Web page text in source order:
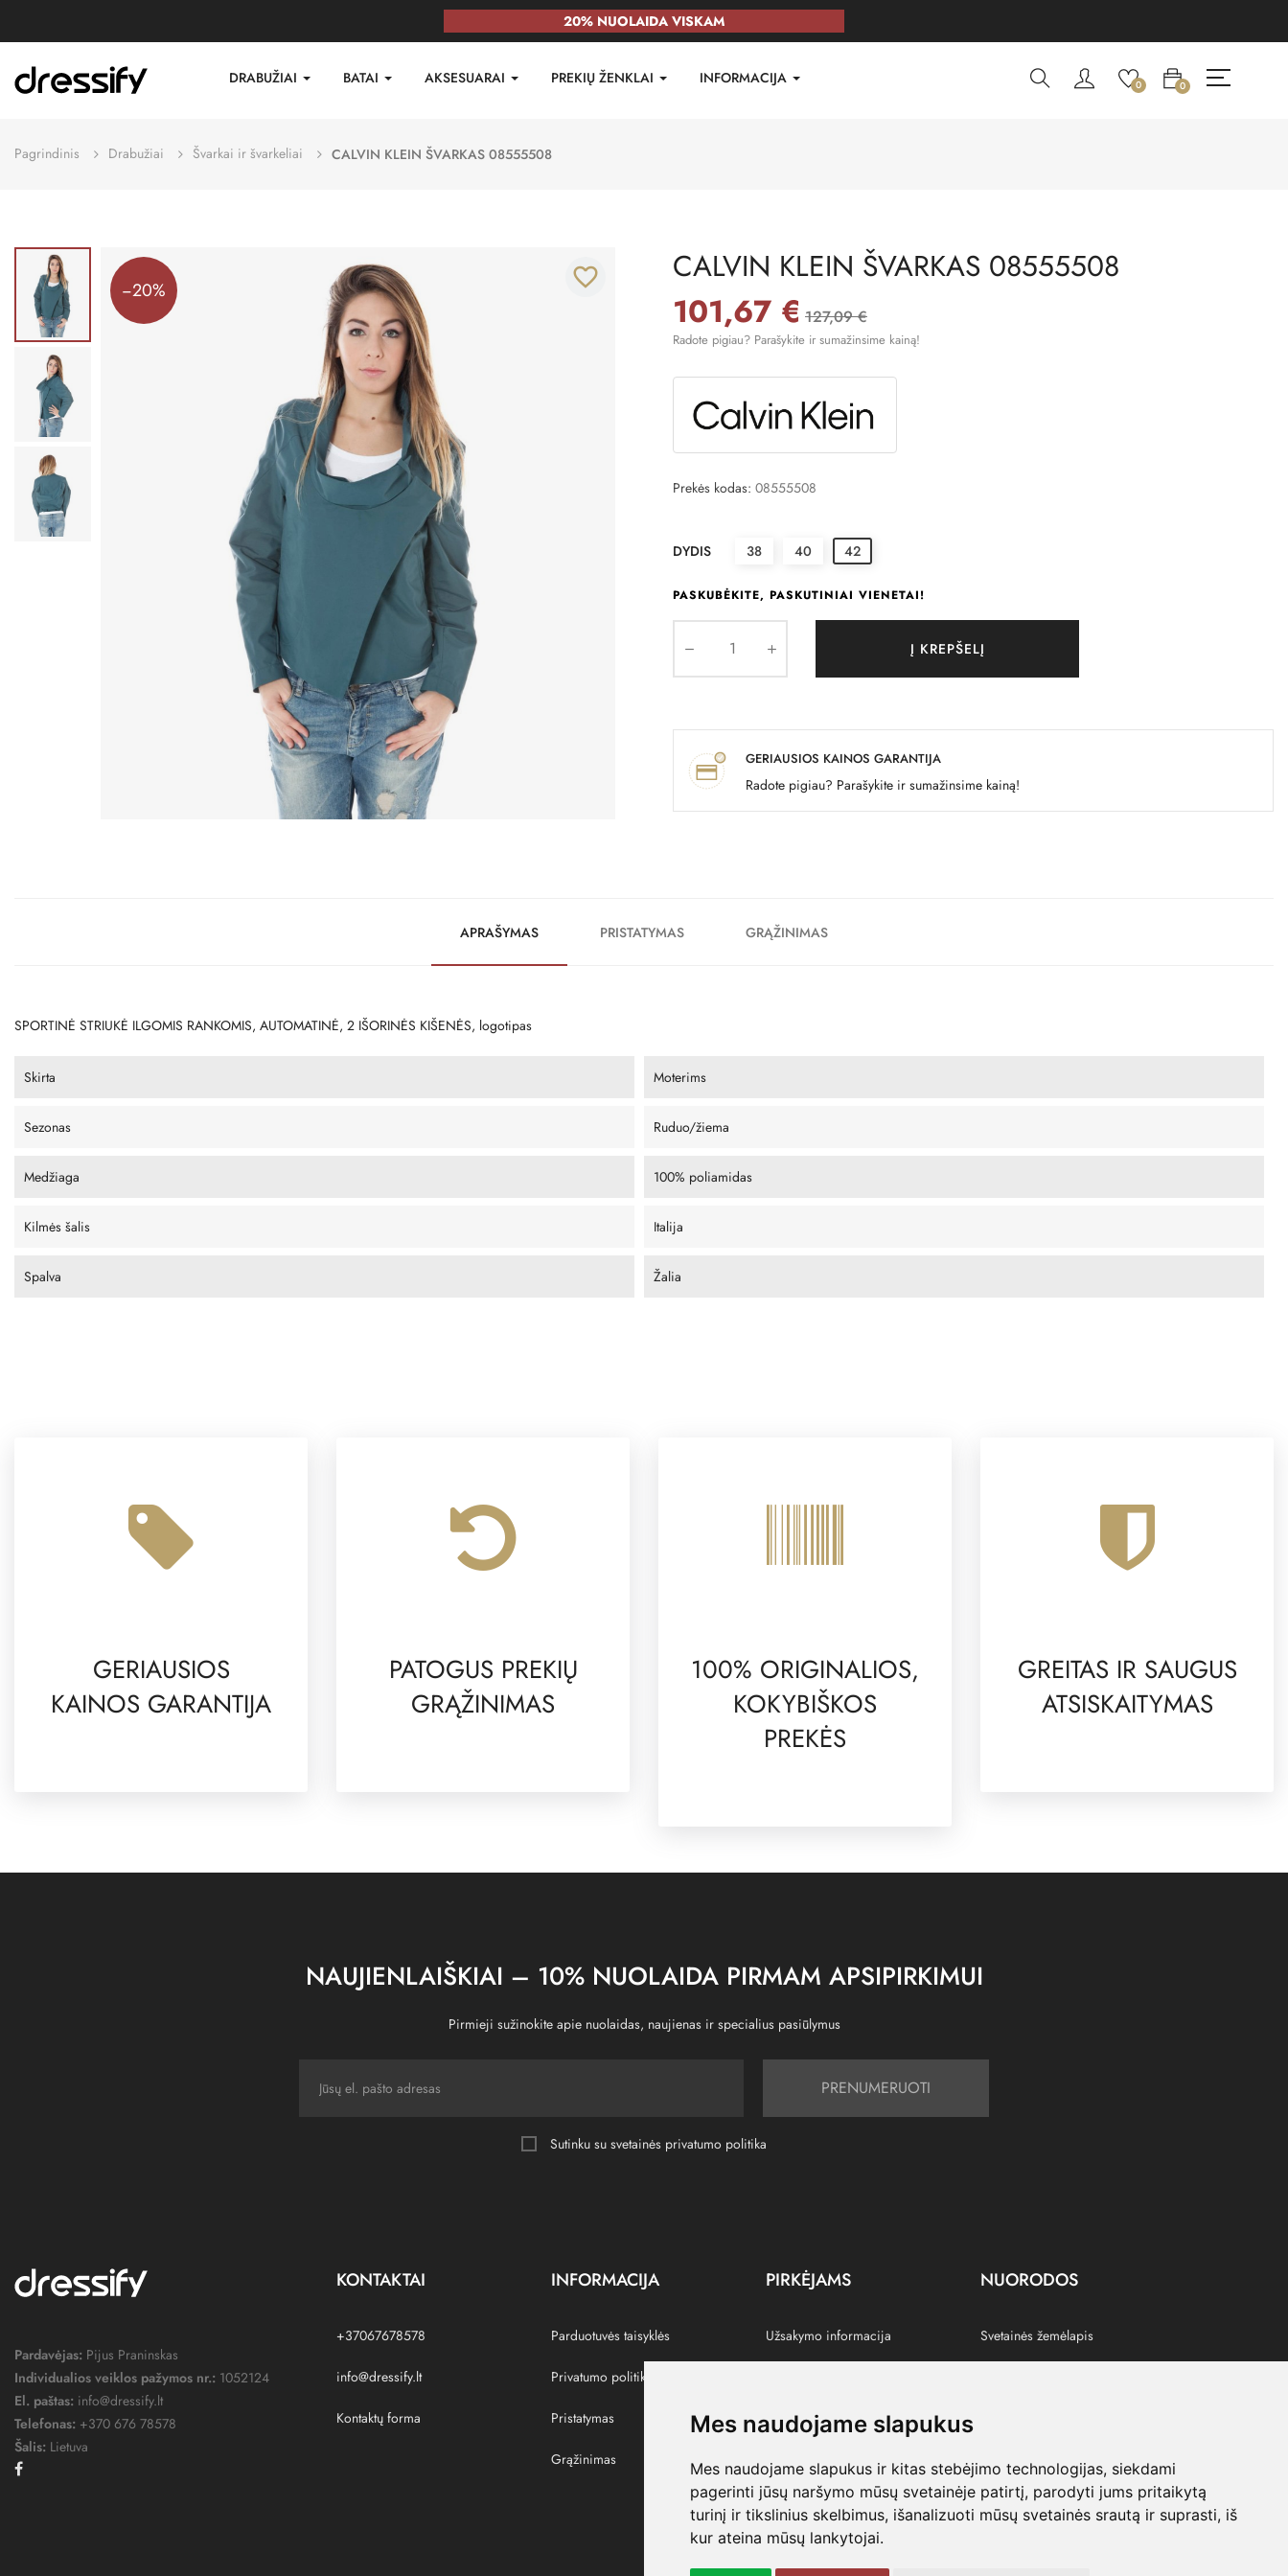
Mes naudojame slapukus
Mes naudojame slapukus ir kitas stebėjimo technologijas, siekdami
pagerinti jūsų naršymo mūsų svetainėje patirtį, parodyti jums pritaikytą
turinį ir tikslinius skelbimus, išanalizuoti mūsų svetainės srautą ir suprasti, iš
kur ateina mūsų lankytojai.
20% NUOLAIDA VISKAM
DRABUŽIAI BATAI AKSESUARAI PREKIŲ ŽENKLAI INFORMACIJA 0 0
Pagrindinis Drabužiai Švarkai ir švarkeliai CALVIN KLEIN ŠVARKAS 08555508
−20% favorite_border CALVIN KLEIN ŠVARKAS 08555508
101,67 € 127,09 €
Radote pigiau? Parašykite ir sumažinsime kainą!
Prekės kodas: 08555508
DYDIS 38 40 42
PASKUBĖKITE, PASKUTINIAI VIENETAI!
Į KREPŠELĮ
GERIAUSIOS KAINOS GARANTIJA
Radote pigiau? Parašykite ir sumažinsime kainą!
APRAŠYMAS PRISTATYMAS GRĄŽINIMAS
SPORTINĖ STRIUKĖ ILGOMIS RANKOMIS, AUTOMATINĖ, 2 IŠORINĖS KIŠENĖS, logotipas
Skirta Moterims
Sezonas Ruduo/žiema
Medžiaga 100% poliamidas
Kilmės šalis Italija
Spalva Žalia
GERIAUSIOS
KAINOS GARANTIJA
PATOGUS PREKIŲ
GRĄŽINIMAS
100% ORIGINALIOS,
KOKYBIŠKOS
PREKĖS
GREITAS IR SAUGUS
ATSISKAITYMAS
NAUJIENLAIŠKIAI – 10% NUOLAIDA PIRMAM APSIPIRKIMUI
Pirmieji sužinokite apie nuolaidas, naujienas ir specialius pasiūlymus
PRENUMERUOTI
Sutinku su svetainės privatumo politika
Pardavėjas: Pijus Praninskas
Individualios veiklos pažymos nr.: 1052124
El. paštas: info@dressify.lt
Telefonas: +370 676 78578
Šalis: Lietuva
KONTAKTAI
+37067678578
info@dressify.lt
Kontaktų forma
INFORMACIJA
Parduotuvės taisyklės
Privatumo politika
Pristatymas
Grąžinimas
PIRKĖJAMS
Užsakymo informacija
Paskyra
Pamėgtos prekės
NUORODOS
Svetainės žemėlapis